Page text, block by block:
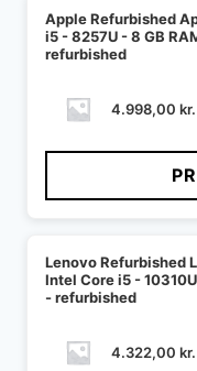
Apple Refurbished
i5 - 8257U - 8 GB
refurbished
4.998,00 kr.
Lenovo Refurbished
Intel Core i5 -
- refurbished
4.322,00 kr.